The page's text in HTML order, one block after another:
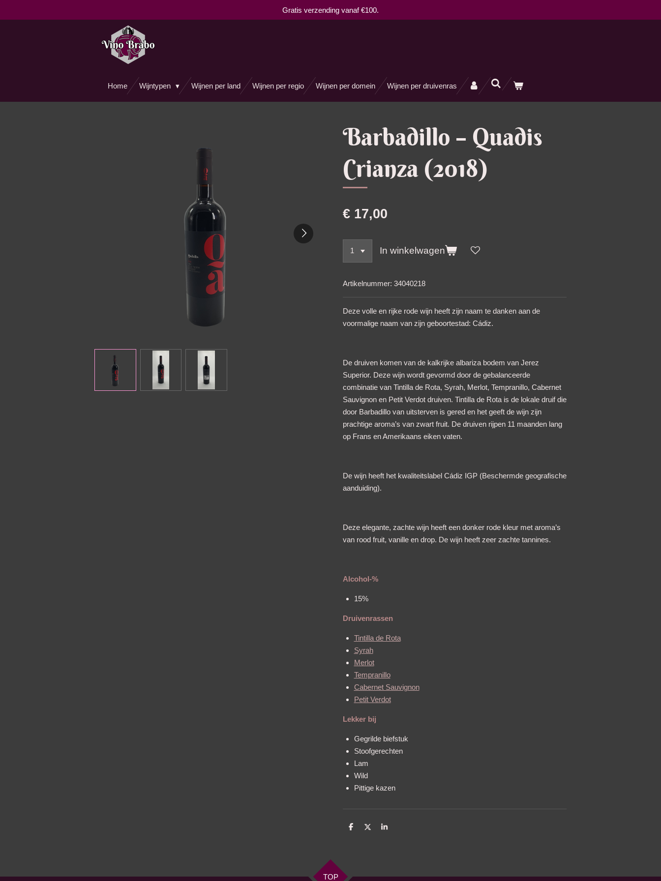
Gratis verzending vanaf €100.
Home Wijntypen Wijnen per land Wijnen per regio Wijnen per domein Wijnen per druivenras
Barbadillo – Quadis
Crianza (2018)
€ 17,00
In winkelwagen
Artikelnummer: 34040218
Deze volle en rijke rode wijn heeft zijn naam te danken aan de
voormalige naam van zijn geboortestad: Cádiz.
De druiven komen van de kalkrijke albariza bodem van Jerez
Superior. Deze wijn wordt gevormd door de gebalanceerde
combinatie van Tintilla de Rota, Syrah, Merlot, Tempranillo, Cabernet
Sauvignon en Petit Verdot druiven. Tintilla de Rota is de lokale druif die
door Barbadillo van uitsterven is gered en het geeft de wijn zijn
prachtige aroma’s van zwart fruit. De druiven rijpen 11 maanden lang
op Frans en Amerikaans eiken vaten.
De wijn heeft het kwaliteitslabel Cádiz IGP (Beschermde geografische
aanduiding).
Deze elegante, zachte wijn heeft een donker rode kleur met aroma’s
van rood fruit, vanille en drop. De wijn heeft zeer zachte tannines.
Alcohol-%
15%
Druivenrassen
Tintilla de Rota
Syrah
Merlot
Tempranillo
Cabernet Sauvignon
Petit Verdot
Lekker bij
Gegrilde biefstuk
Stoofgerechten
Lam
Wild
Pittige kazen
D
D
S
TOP